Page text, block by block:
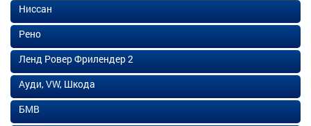
Ниссан
Рено
Ленд Ровер Фрилендер 2
Ауди, VW, Шкода
БМВ